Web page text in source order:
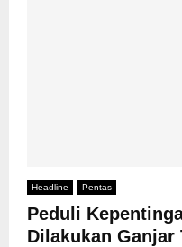
Headline Pentas
Peduli
Dilakukan Ganjar